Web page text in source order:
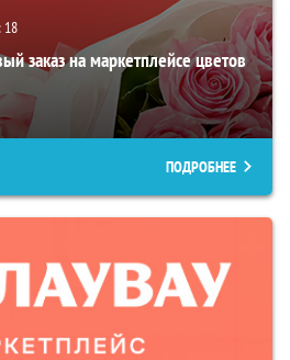
18
заказ на маркетплейсе цветов
ПОДРОБНЕЕ